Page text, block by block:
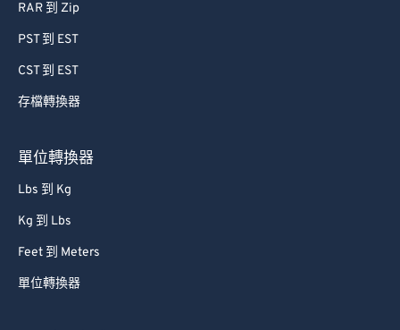
RAR 到 Zip
PST 到 EST
CST 到 EST
存檔轉換器
單位轉換器
Lbs 到 Kg
Kg 到 Lbs
Feet 到 Meters
單位轉換器